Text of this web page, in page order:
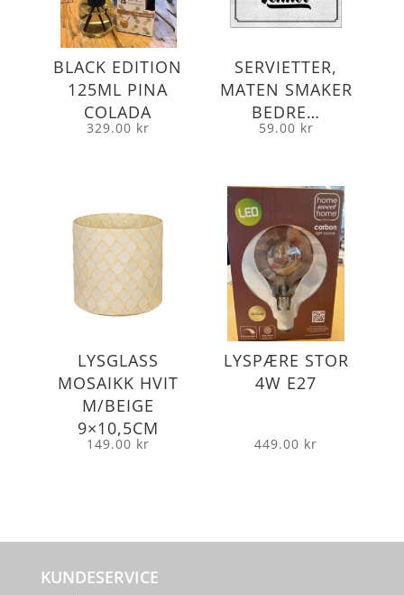
BLACK EDITION
125ML PINA
COLADA
329.00 kr
SERVIETTER,
MATEN SMAKER
BEDRE…
59.00 kr
LYSGLASS
MOSAIKK HVIT
M/BEIGE
9×10,5CM
149.00 kr
LYSPÆRE STOR
4W E27
449.00 kr
KUNDESERVICE